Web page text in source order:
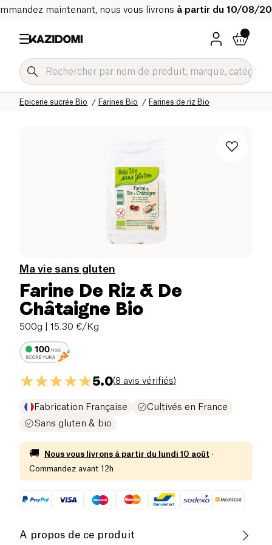
maintenant, nous vous livrons à partir du 10/08/
Farines de riz Bio
Farines Bio
Epicerie sucrée Bio
Notre catalogue bio
Accueil
Ma vie sans gluten
Farine De Riz & De
Châtaigne Bio
500g | 15.30 €/Kg
5.0(8 avis vérifiés)
Fabrication Française
Cultivés en France
Sans gluten & bio
🚚 Nous vous livrons à partir du lundi 10 août ·
Commandez avant 12h
A propos de ce produit